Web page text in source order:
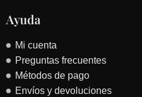
Ayuda
Mi cuenta
Preguntas frecuentes
Métodos de pago
Envíos y devoluciones